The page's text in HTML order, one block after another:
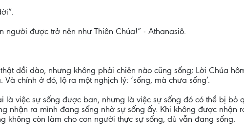
người được trở nên như Thiên Chúa!” - Athanasiô.
dồi dào, nhưng không phải chiên nào cũng sống; Lời Chúa
chính ở đó, lộ ra một nghịch lý: ‘sống, mà chưa sống’.
là việc sự sống được ban, nhưng là việc sự sống đó có thể bị bỏ
nhận ra mình đang sống nhờ sự sống ấy. Khi không được nhận
không còn làm cho con người thực sự sống, dù vẫn đang sống.